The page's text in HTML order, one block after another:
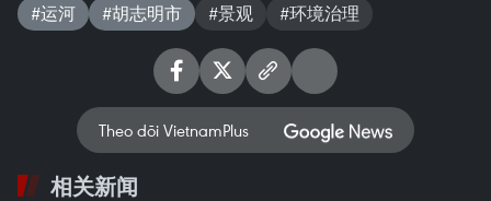
#运河 #胡志明市 #景观 #环境治理
Theo dõi VietnamPlus
相关新闻